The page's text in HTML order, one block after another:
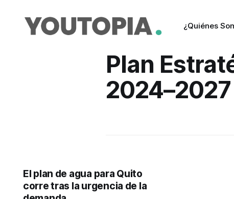
¿Quiénes
Plan
El plan de agua para Quito
corre tras la urgencia de la